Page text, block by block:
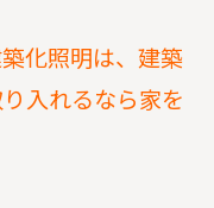
化照明は、建築
入れるなら家を